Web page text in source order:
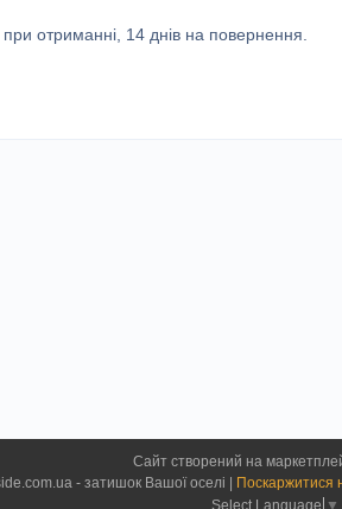
отриманні, 14 днів на повернення.
Сайт створений на
Поскаржитися
Select Language ▼